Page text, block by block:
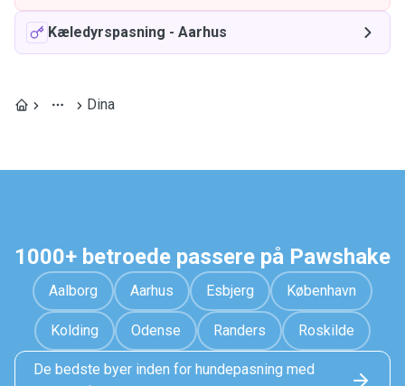
Kæledyrspasning - Aarhus
Dina
1000+ betroede passere på Pawshake
Aalborg Aarhus Esbjerg København
Kolding Odense Randers Roskilde
De bedste byer inden for hundepasning med